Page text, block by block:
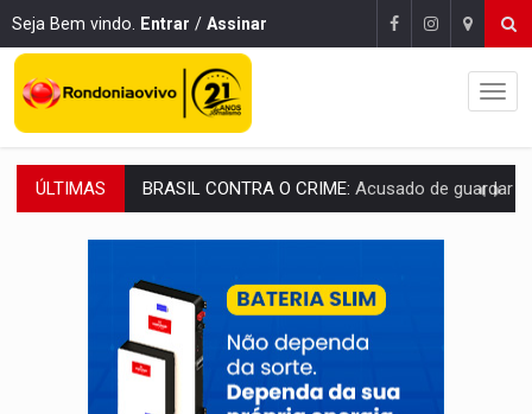
Seja Bem vindo. Entrar / Assinar
ÚLTIMAS TRAGÉDIA:Sobe para cinco o número de mortos em colisão entre carreta e
TRANSPORTE DE ARROZ:MPF assegura cumprimento da legislação sobre transporte
DEEPFAKE: Sancionada lei contra violência sexual infantil na
COLEGIADO: Brasil e Rússia discutem energia nuclear, defesa e
URGENTE: Colisão entre caminhão e carro deixa quatro mortos e um em